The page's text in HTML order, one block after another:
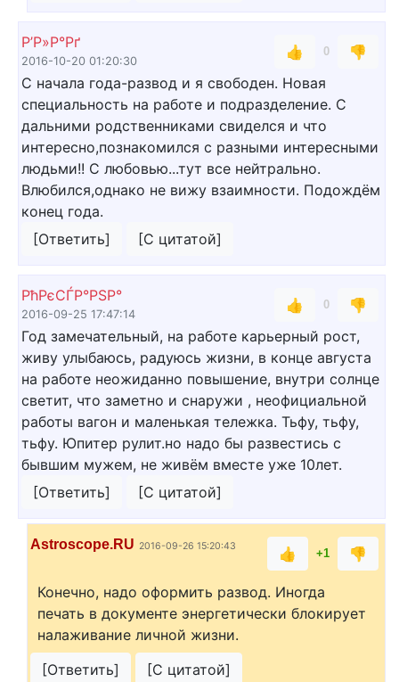
Р’Р»Р°Рґ
2016-10-20 01:20:30
👍 0
👎
С начала года-развод и я свободен. Новая
специальность на работе и подразделение. С
дальними родственниками свиделся и что
интересно,познакомился с разными интересными
людьми!! С любовью...тут все нейтрально.
Влюбился,однако не вижу взаимности. Подождём
конец года.
[Ответить]
[С цитатой]
РћРєСЃР°РЅР°
2016-09-25 17:47:14
👍 0
👎
Год замечательный, на работе карьерный рост,
живу улыбаюсь, радуюсь жизни, в конце августа
на работе неожиданно повышение, внутри солнце
светит, что заметно и снаружи , неофициальной
работы вагон и маленькая тележка. Тьфу, тьфу,
тьфу. Юпитер рулит.но надо бы развестись с
бывшим мужем, не живём вместе уже 10лет.
[Ответить]
[С цитатой]
Astroscope.RU 2016-09-26 15:20:43 👍 +1 👎
Конечно, надо оформить развод. Иногда
печать в документе энергетически блокирует
налаживание личной жизни.
[Ответить]
[С цитатой]